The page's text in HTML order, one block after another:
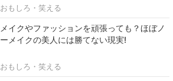
おもしろ・笑える
メイクやファッションを頑張っても？ほぼノ
ーメイクの美人には勝てない現実!
おもしろ・笑える